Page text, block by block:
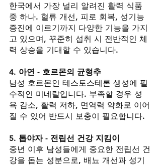
한국에서 가장 널리 알려진 활력 식품
중 하나. 혈류 개선, 피로 회복, 성기능
증진에 이르기까지 다양한 기능을 가지
고 있으며, 꾸준히 섭취 시 전반적인 체
력 상승을 기대할 수 있습니다.
4. 아연 - 호르몬의 균형추
남성 호르몬인 테스토스테론 생성에 필
수적인 미네랄입니다. 부족할 경우 성
욕 감소, 활력 저하, 면역력 약화로 이어
질 수 있어 반드시 보충이 필요합니다.
5. 톱야자 - 전립선 건강 지킴이
중년 이후 남성들에게 중요한 전립선 건
강을 돕는 성분으로, 배뇨 개선과 성기